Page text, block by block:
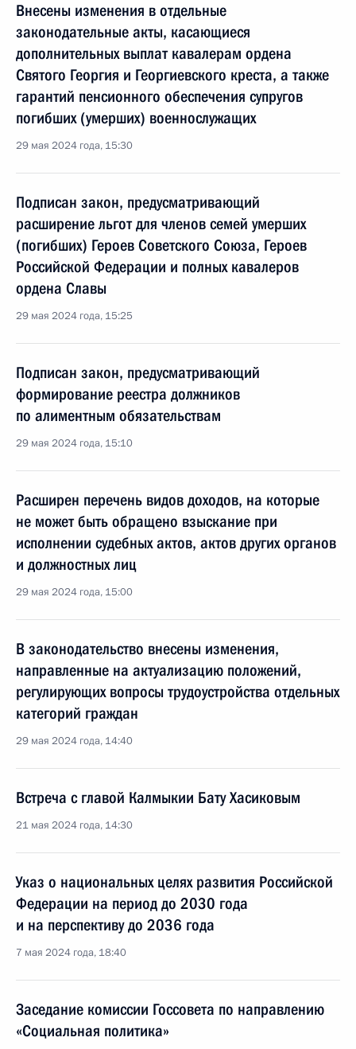
Внесены изменения в отдельные
законодательные акты, касающиеся
дополнительных выплат кавалерам ордена
Святого Георгия и Георгиевского креста, а также
гарантий пенсионного обеспечения супругов
погибших (умерших) военнослужащих
29 мая 2024 года, 15:30
Подписан закон, предусматривающий
расширение льгот для членов семей умерших
(погибших) Героев Советского Союза, Героев
Российской Федерации и полных кавалеров
ордена Славы
29 мая 2024 года, 15:25
Подписан закон, предусматривающий
формирование реестра должников
по алиментным обязательствам
29 мая 2024 года, 15:10
Расширен перечень видов доходов, на которые
не может быть обращено взыскание при
исполнении судебных актов, актов других органов
и должностных лиц
29 мая 2024 года, 15:00
В законодательство внесены изменения,
направленные на актуализацию положений,
регулирующих вопросы трудоустройства отдельных
категорий граждан
29 мая 2024 года, 14:40
Встреча с главой Калмыкии Бату Хасиковым
21 мая 2024 года, 14:30
Указ о национальных целях развития Российской
Федерации на период до 2030 года
и на перспективу до 2036 года
7 мая 2024 года, 18:40
Заседание комиссии Госсовета по направлению
«Социальная политика»